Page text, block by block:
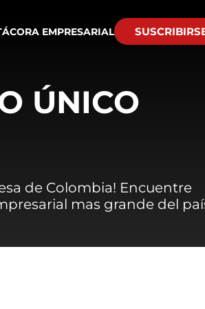
EMPRESARIAL
ÚNICO
de Colombia! Encuentre
mas grande del